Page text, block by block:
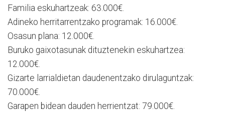
Familia eskuhartzeak: 63.000€.
Adineko herritarrentzako programak: 16.000€.
Osasun plana: 12.000€.
Buruko gaixotasunak dituztenekin eskuhartzea:
12.000€.
Gizarte larrialdietan daudenentzako dirulaguntzak:
70.000€.
Garapen bidean dauden herrientzat: 79.000€.